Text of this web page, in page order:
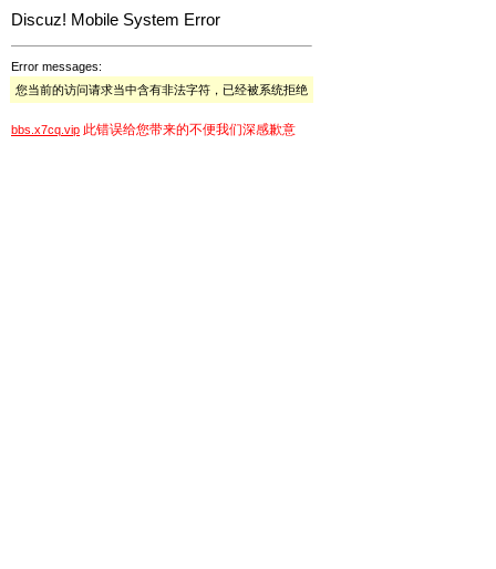
Discuz! Mobile System Error
Error messages:
您当前的访问请求当中含有非法字符，已经被系统拒绝
bbs.x7cq.vip 此错误给您带来的不便我们深感歉意